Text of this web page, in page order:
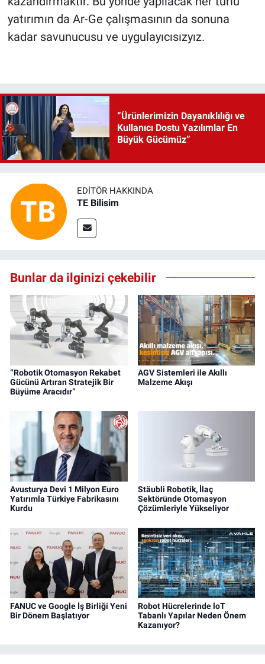
yatırımın da Ar-Ge çalışmasının da sonuna
kadar savunucusu ve uygulayıcısızyız.
“Ürünlerimizin Dayanıklılığı ve
Kullanıcı Dostu Yazılımlar En
Büyük Gücümüz”
EDITÖR HAKKINDA
TE Bilisim
Bunlar da ilginizi çekebilir
“Robotik Otomasyon Rekabet
Gücünü Artıran Stratejik Bir
Büyüme Aracıdır”
AGV Sistemleri ile Akıllı
Malzeme Akışı
Avusturya Devi 1 Milyon Euro
Yatırımla Türkiye Fabrikasını
Kurdu
Stäubli Robotik, İlaç
Sektöründe Otomasyon
Çözümleriyle Yükseliyor
FANUC ve Google İş Birliği Yeni
Bir Dönem Başlatıyor
Robot Hücrelerinde loT
Tabanlı Yapılar Neden Önem
Kazanıyor?